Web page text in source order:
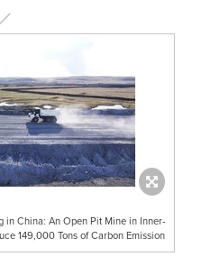
in China: An Open Pit Mine in Inner-
149,000 Tons of Carbon Emission